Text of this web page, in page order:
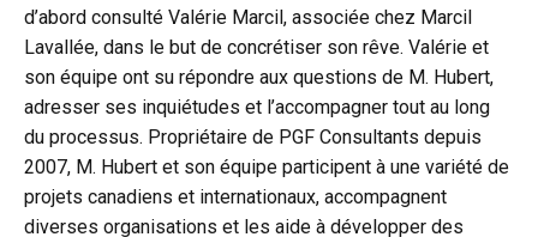
d’abord consulté Valérie Marcil, associée chez Marcil
Lavallée, dans le but de concrétiser son rêve. Valérie et
son équipe ont su répondre aux questions de M. Hubert,
adresser ses inquiétudes et l’accompagner tout au long
du processus. Propriétaire de PGF Consultants depuis
2007, M. Hubert et son équipe participent à une variété de
projets canadiens et internationaux, accompagnent
diverses organisations et les aide à développer des